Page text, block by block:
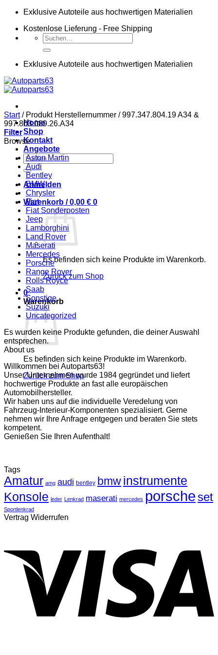
Zum
springen
Exklusive Autoteile aus hochwertigen Materialien
Kostenlose Lieferung - Free Shipping
Suchen
nach:
Exklusive Autoteile aus hochwertigen Materialien
Home
Shop
Kontakt
Angebote
Suchen
nach:
Anmelden
Warenkorb /0,00 € 0
Es befinden sich keine Produkte im Warenkorb.
Zurück zum Shop
0
Warenkorb
Es befinden sich keine Produkte im Warenkorb.
Zurück zum Shop
Start /Produkt Herstellernummer /997.347.804.19 A34 &
997.803.089.26.A34
Filter
Browse
Aston Martin
Audi
Bentley
BMW
Chrysler
Fiat
Fiat Sonderposten
Jeep
Lamborghini
Land Rover
Maserati
Mercedes
Porsche
Range Rover
Rolls Royce
Saab
Sonstige
Suzuki
Uncategorized
Es wurden keine Produkte gefunden, die deiner Auswahl
entsprechen.
About us
Willkommen bei Autoparts63!
Unser Unternehmen wurde 1984 gegründet und liefert
hochwertige Produkte an fast alle europäischen
Automobilhersteller.
Wir haben uns auf die individuelle Veredelung von
Fahrzeug-Interieur-Komponenten spezialisiert. Gerne
nehmen wir Ihre Anfrage entgegen und beraten Sie stets
kompetent.
Genießen Sie Ihren Aufenthalt!
Tags
Amatur amg audi bentley bmwinstrumente
Konsole leder Lenkrad maserati mercedes porsche set
Sportlenkrad
Vertrag Widerrufen